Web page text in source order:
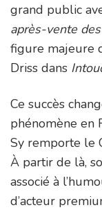
grand public
après-vente
figure majeure
Driss dans
Ce succès
phénomène en
Sy remporte le
À partir de là,
associé à
d’acteur